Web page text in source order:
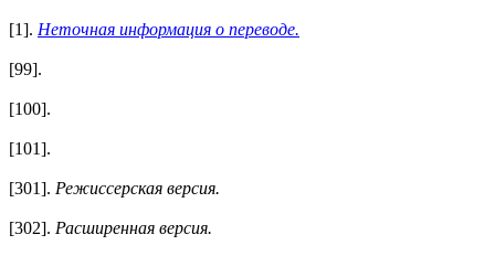
[1]. Неточная информация о переводе.
[99].
[100].
[101].
[301]. Режиссерская версия.
[302]. Расширенная версия.